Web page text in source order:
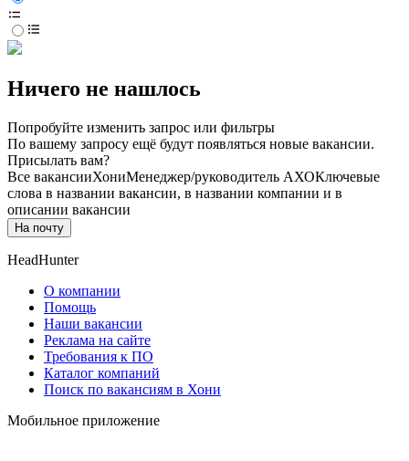
Ничего не нашлось
Попробуйте изменить запрос или фильтры
По вашему запросу ещё будут появляться новые вакансии.
Присылать вам?
Все вакансииХониМенеджер/руководитель АХОКлючевые
слова в названии вакансии, в названии компании и в
описании вакансии
На почту
HeadHunter
О компании
Помощь
Наши вакансии
Реклама на сайте
Требования к ПО
Каталог компаний
Поиск по вакансиям в Хони
Мобильное приложение